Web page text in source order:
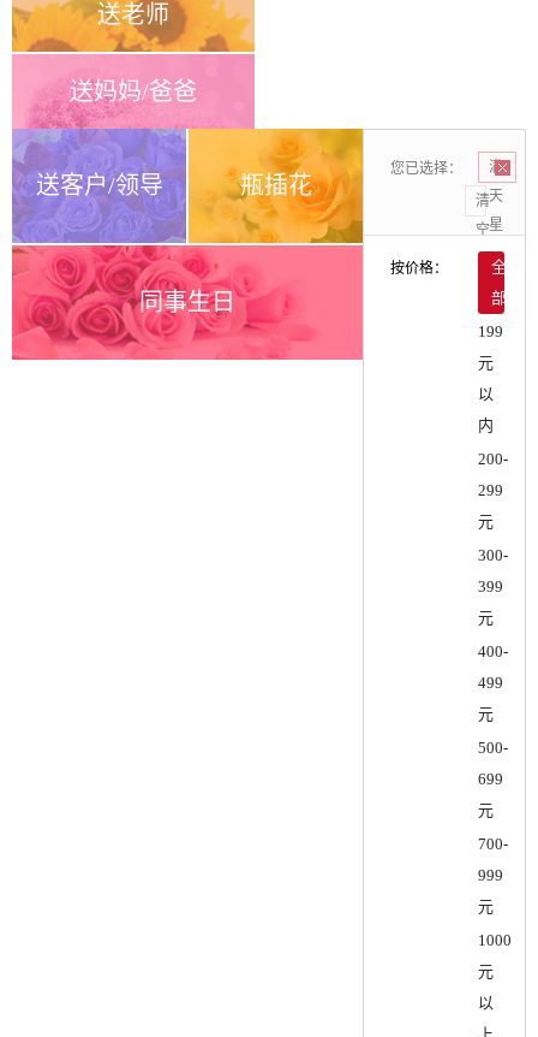
送老师
送妈妈/爸爸
送客户/领导 瓶插花
同事生日
您已选择：
满
天
星
清
空
按价格：
全
部
199
元
以
内
200-
299
元
300-
399
元
400-
499
元
500-
699
元
700-
999
元
1000
元
以